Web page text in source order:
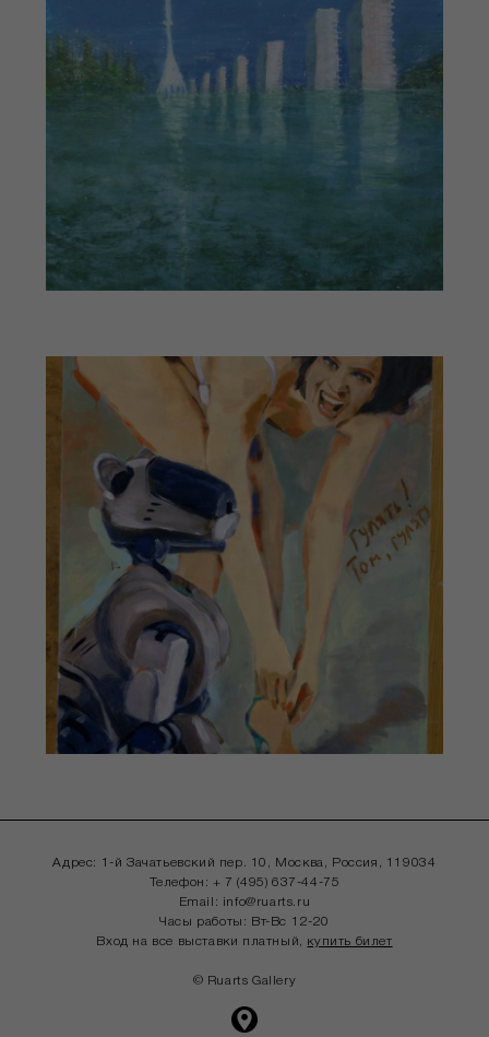
Адрес: 1-й Зачатьевский пер. 10, Москва,
Россия, 119034
Телефон: + 7 (495) 637-44-75
Email: info@ruarts.ru
Часы работы: Вт-Вс 12-20
Вход на все выставки платный, купить билет
© Ruarts Gallery